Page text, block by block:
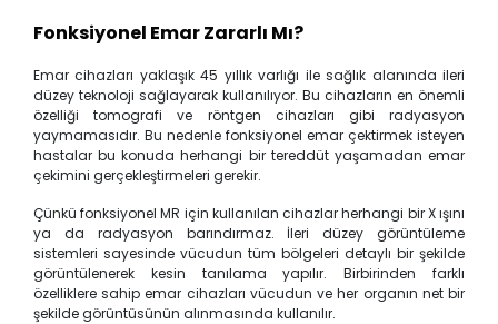
Fonksiyonel Emar Zararlı Mı?
Emar cihazları yaklaşık 45 yıllık varlığı ile sağlık alanında ileri
düzey teknoloji sağlayarak kullanılıyor. Bu cihazların en önemli
özelliği tomografi ve röntgen cihazları gibi radyasyon
yaymamasıdır. Bu nedenle fonksiyonel emar çektirmek isteyen
hastalar bu konuda herhangi bir tereddüt yaşamadan emar
çekimini gerçekleştirmeleri gerekir.
Çünkü fonksiyonel MR için kullanılan cihazlar herhangi bir X ışını
ya da radyasyon barındırmaz. İleri düzey görüntüleme
sistemleri sayesinde vücudun tüm bölgeleri detaylı bir şekilde
görüntülenerek kesin tanılama yapılır. Birbirinden farklı
özelliklere sahip emar cihazları vücudun ve her organın net bir
şekilde görüntüsünün alınmasında kullanılır.